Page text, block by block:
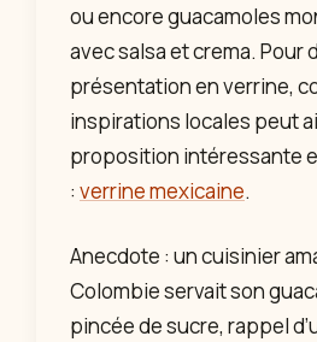
ou encore guacamoles
avec salsa et crema. Pour
présentation en verrine,
inspirations locales peut
proposition intéressante
: verrine mexicaine.
Anecdote : un cuisinier
Colombie servait son
pincée de sucre, rappel